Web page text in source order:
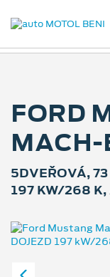
FORD
MACH-
5DVEŘOVÁ,
197 KW/268 K,